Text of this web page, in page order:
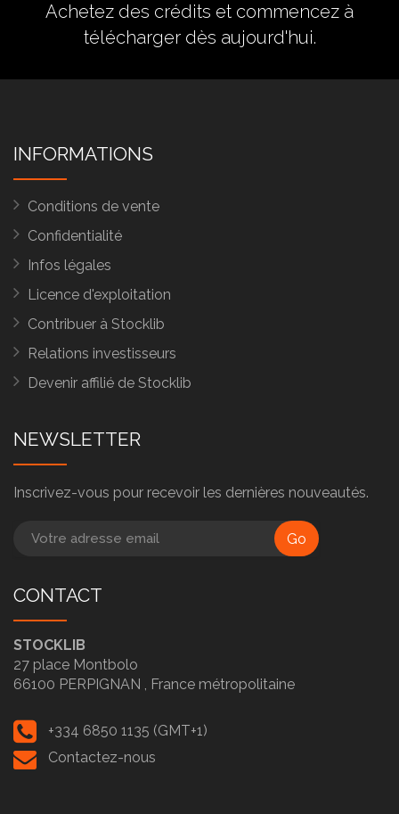
Achetez des crédits et commencez à
télécharger dès aujourd'hui.
INFORMATIONS
Conditions de vente
Confidentialité
Infos légales
Licence d'exploitation
Contribuer à Stocklib
Relations investisseurs
Devenir affilié de Stocklib
NEWSLETTER
Inscrivez-vous pour recevoir les dernières nouveautés.
Go
CONTACT
STOCKLIB
27 place Montbolo
66100 PERPIGNAN , France métropolitaine
+334 6850 1135 (GMT+1)
Contactez-nous